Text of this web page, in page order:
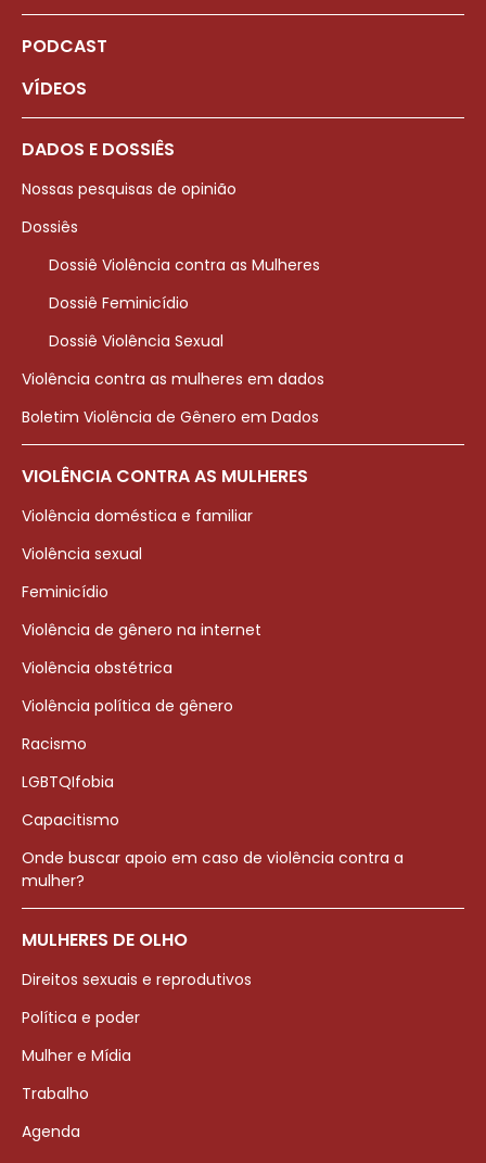
PODCAST
VÍDEOS
DADOS E DOSSIÊS
Nossas pesquisas de opinião
Dossiês
Dossiê Violência contra as Mulheres
Dossiê Feminicídio
Dossiê Violência Sexual
Violência contra as mulheres em dados
Boletim Violência de Gênero em Dados
VIOLÊNCIA CONTRA AS MULHERES
Violência doméstica e familiar
Violência sexual
Feminicídio
Violência de gênero na internet
Violência obstétrica
Violência política de gênero
Racismo
LGBTQIfobia
Capacitismo
Onde buscar apoio em caso de violência contra a
mulher?
MULHERES DE OLHO
Direitos sexuais e reprodutivos
Política e poder
Mulher e Mídia
Trabalho
Agenda